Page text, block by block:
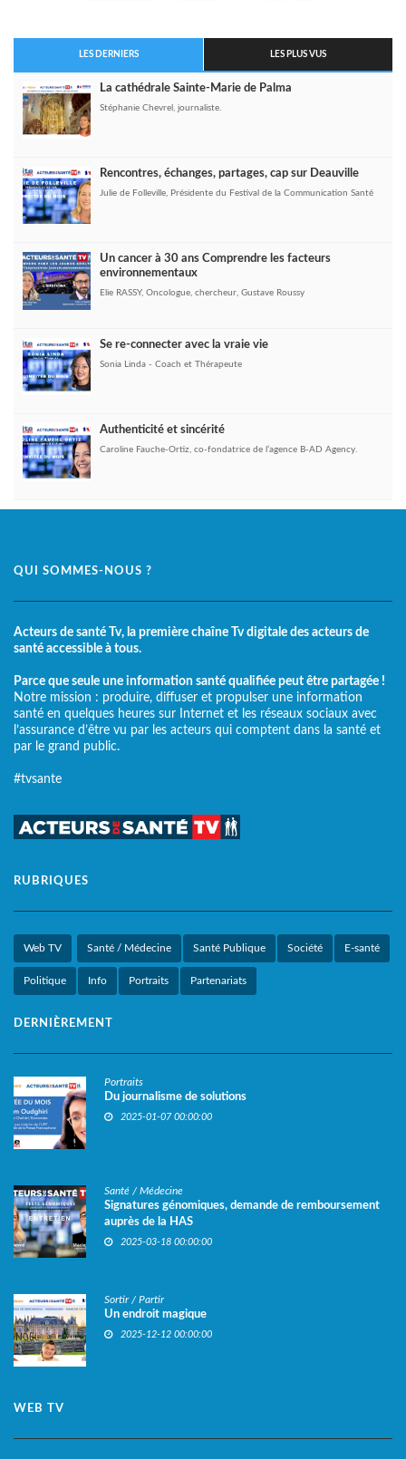
LES DERNIERS LES PLUS VUS
La cathédrale Sainte-Marie de Palma
Stéphanie Chevrel, journaliste.
Rencontres, échanges, partages, cap sur Deauville
Julie de Folleville, Présidente du Festival de la Communication Santé
Un cancer à 30 ans Comprendre les facteurs
environnementaux
Elie RASSY, Oncologue, chercheur, Gustave Roussy
Se re-connecter avec la vraie vie
Sonia Linda - Coach et Thérapeute
Authenticité et sincérité
Caroline Fauche-Ortiz, co-fondatrice de l’agence B-AD Agency.
QUI SOMMES-NOUS ?
Acteurs de santé Tv, la première chaîne Tv digitale des acteurs de
santé accessible à tous.
Parce que seule une information santé qualifiée peut être partagée !
Notre mission : produire, diffuser et propulser une information
santé en quelques heures sur Internet et les réseaux sociaux avec
l’assurance d’être vu par les acteurs qui comptent dans la santé et
par le grand public.
#tvsante
RUBRIQUES
Web TV Santé / Médecine Santé Publique Société E-santé
Politique Info Portraits Partenariats
DERNIÈREMENT
Portraits
Du journalisme de solutions
2025-01-07 00:00:00
Santé / Médecine
Signatures génomiques, demande de remboursement
auprès de la HAS
2025-03-18 00:00:00
Sortir / Partir
Un endroit magique
2025-12-12 00:00:00
WEB TV